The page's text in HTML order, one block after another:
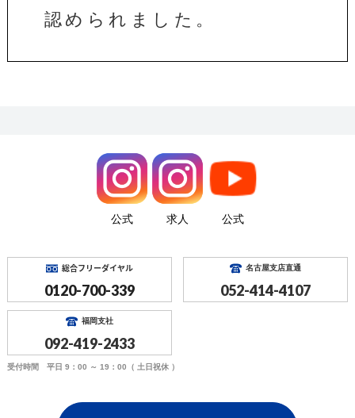
認められました。
総合フリーダイヤル
0120-700-339
名古屋支店直通
052-414-4107
福岡支社
092-419-2433
受付時間 平日 9：00 ～ 19：00（ 土日祝休 ）
公式 求人 公式